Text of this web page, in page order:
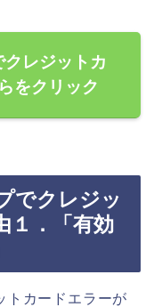
レジットカ
をクリック
でクレジッ
１．「有効
トカードエラーが